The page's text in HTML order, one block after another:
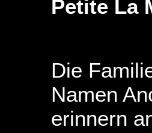
Petite La
Die
Namen
erinnern